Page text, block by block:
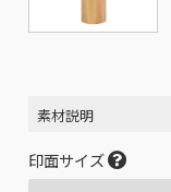
素材説明
印面サイズ